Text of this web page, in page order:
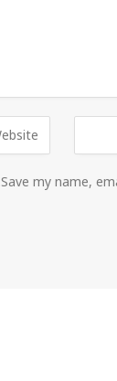
Save my name,